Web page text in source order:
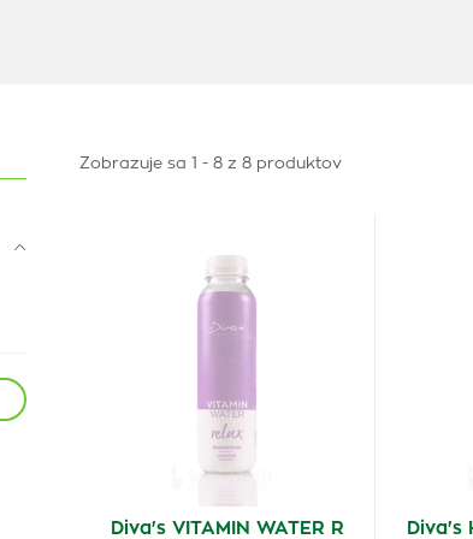
Zobrazuje sa 1 - 8 z 8 produktov
Diva's VITAMIN WATER R
Diva's